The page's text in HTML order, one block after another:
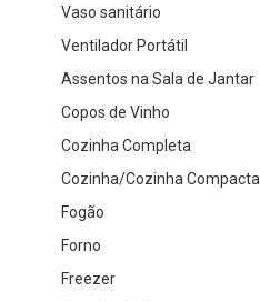
Vaso sanitário
Ventilador Portátil
Assentos na Sala de Jantar
Copos de Vinho
Cozinha Completa
Cozinha/Cozinha Compacta
Fogão
Forno
Freezer